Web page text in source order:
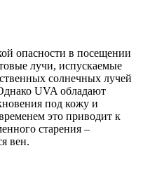
опасности в посещении
лучи, испускаемые
солнечных лучей
UVA обладают
под кожу и
это приводит к
старения –
вен.